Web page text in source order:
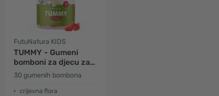
FutuNatura KIDS
TUMMY - Gumeni
bomboni za djecu za
probavu
30 gumenih bombona
crijevna flora